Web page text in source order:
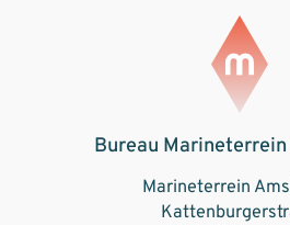
Bureau
Marineterrein